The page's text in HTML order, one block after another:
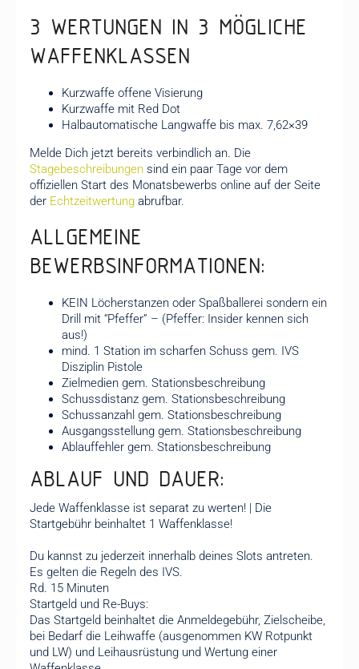
3 WERTUNGEN IN 3 MÖGLICHE
WAFFENKLASSEN
Kurzwaffe offene Visierung
Kurzwaffe mit Red Dot
Halbautomatische Langwaffe bis max. 7,62×39
Melde Dich jetzt bereits verbindlich an. Die
Stagebeschreibungensind ein paar Tage vor dem
offiziellen Start des Monatsbewerbs online auf der Seite
der Echtzeitwertungabrufbar.
ALLGEMEINE
BEWERBSINFORMATIONEN:
KEIN Löcherstanzen oder Spaßballerei sondern ein
Drill mit “Pfeffer” – (Pfeffer: Insider kennen sich
aus!)
mind. 1 Station im scharfen Schuss gem. IVS
Disziplin Pistole
Zielmedien gem. Stationsbeschreibung
Schussdistanz gem. Stationsbeschreibung
Schussanzahl gem. Stationsbeschreibung
Ausgangsstellung gem. Stationsbeschreibung
Ablauffehler gem. Stationsbeschreibung
ABLAUF UND DAUER:
Jede Waffenklasse ist separat zu werten! | Die
Startgebühr beinhaltet 1 Waffenklasse!
Du kannst zu jederzeit innerhalb deines Slots antreten.
Es gelten die Regeln des IVS.
Rd. 15 Minuten
Startgeld und Re-Buys:
Das Startgeld beinhaltet die Anmeldegebühr, Zielscheibe,
bei Bedarf die Leihwaffe (ausgenommen KW Rotpunkt
und LW) und Leihausrüstung und Wertung einer